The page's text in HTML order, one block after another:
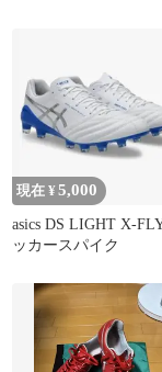
現在 ¥5,000
asics DS LIGHT X-
ッカースパイク